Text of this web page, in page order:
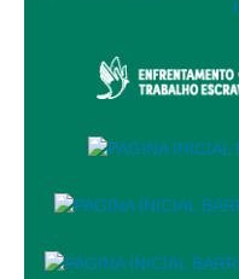
no âmbito do TRT-11
Comitê de
Comissão
Comitê Gestor do
Grupo Operacional